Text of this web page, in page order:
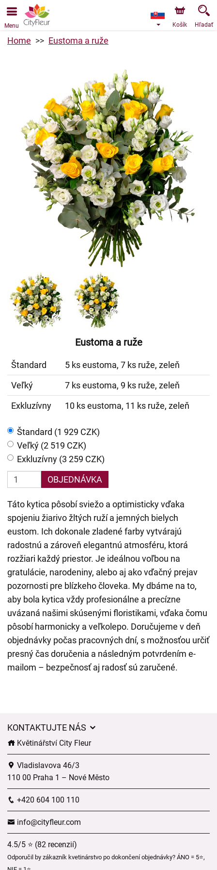
Objednávky prijímame prostredníctvom nášho e-shopu.
Najskorší možný termín doručenia je od 9.8.2026 z dôvodu
Menu Košík Hľadať
Home Eustoma a ruže
Eustoma a ruže
Štandard
5 ks eustoma, 7 ks ruže, zeleň
Veľký
7 ks eustoma, 9 ks ruže, zeleň
Exkluzívny
10 ks eustoma, 11 ks ruže, zeleň
Štandard (1 929 CZK)
Veľký (2 519 CZK)
Exkluzívny (3 259 CZK)
OBJEDNÁVKA
Táto kytica pôsobí sviežo a optimisticky vďaka
spojeniu žiarivo žltých ruží a jemných bielych
eustom. Ich dokonale zladené farby vytvárajú
radostnú a zároveň elegantnú atmosféru, ktorá
rozžiari každý priestor. Je ideálnou voľbou na
gratulácie, narodeniny, alebo aj ako vďačný prejav
pozornosti pre blízkeho človeka. My dbáme na to,
aby bola kytica vždy profesionálne a precízne
uvázaná našimi skúsenými floristikami, vďaka čomu
pôsobí harmonicky a veľkolepo. Doručujeme v deň
objednávky počas pracovných dní, s možnosťou určiť
presný čas doručenia a následným potvrdením e-
mailom – bezpečnosť aj radosť sú zaručené.
KONTAKTUJTE NÁS
Květinářství City Fleur
Vladislavova 46/3
110 00 Praha 1 – Nové Město
+420 604 100 110
info@cityfleur.com
4.5/5 ⭐ (82 recenzií)
Odporučil by zákazník kvetinárstvo po dokončení objednávky? ÁNO = 5⭐,